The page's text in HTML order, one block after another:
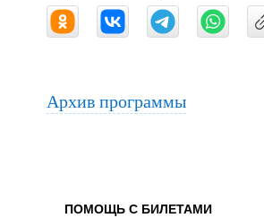
Архив программы
ПОМОЩЬ С БИЛЕТАМИ